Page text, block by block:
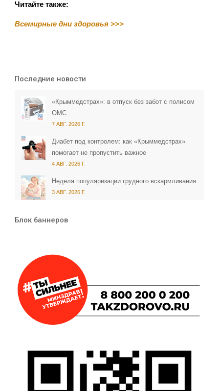
Читайте также:
Всемирные дни здоровья >>>
Последние новости
«Крыммедстрах»: в отпуск без забот с полисом
ОМС
7 АВГ. 2026 Г.
Диабет под контролем: как «Крыммедстрах»
помогает не пропустить важное
4 АВГ. 2026 Г.
Неделя популяризации грудного вскармливания
3 АВГ. 2026 Г.
Блок баннеров